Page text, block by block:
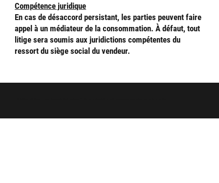
Compétence juridique
En cas de désaccord persistant, les parties peuvent faire
appel à un médiateur de la consommation. À défaut, tout
litige sera soumis aux juridictions compétentes du
ressort du siège social du vendeur.